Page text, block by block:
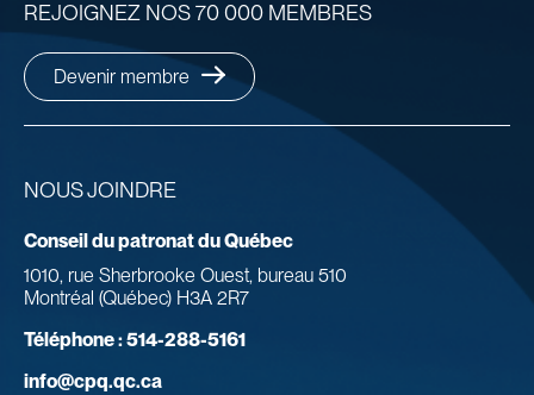
NOUS JOINDRE
Conseil du patronat du Québec
1010, rue Sherbrooke Ouest, bureau 510
Montréal (Québec) H3A 2R7
Téléphone :514-288-5161
info@cpq.qc.ca
REJOIGNEZ NOS 70 000 MEMBRES
Devenir membre